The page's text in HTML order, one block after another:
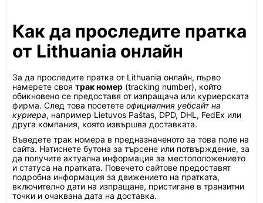
Как да проследите пратка
от Lithuania онлайн
За да проследите пратка от Lithuania онлайн, първо
намерете своя трак номер (tracking number), който
обикновено се предоставя от изпращача или куриерската
фирма. След това посетете официалния уебсайт на
куриера, например Lietuvos Paštas, DPD, DHL, FedEx или
друга компания, която извършва доставката.
Въведете трак номера в предназначеното за това поле на
сайта. Натиснете бутона за търсене или потвърждение, за
да получите актуална информация за местоположението
и статуса на пратката. Повечето сайтове предоставят
подробна информация за движението на пратката,
включително дати на изпращане, пристигане в транзитни
точки и очаквана дата на доставка.